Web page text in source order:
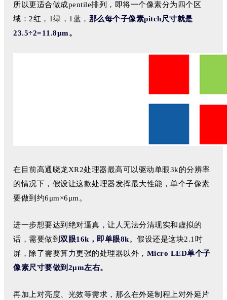
所以更适合做成pentile排列，即将一个像素分为四个区
域：2红，1绿，1蓝， 那么每个子像素pitch尺寸就是
23.5÷2=11.8μm。
在目前高通晓龙XR2处理器最高可以驱动单眼3k的分辨率
的情况下，假设让这款处理器发挥最大性能，单个子像素
要做到约6μm×6μm。
进一步想要达到绝对逼真，让人无法分清现实和虚拟的
话 ，需要做到 双眼16k，即单眼8k。假设还是这块2.1吋
屏，除了需要算力更强的处理器以外， Micro LED单个子
像素尺寸要做到2μm左右。
再加上对亮度、光效等需求，那么在外延制程上对外延片